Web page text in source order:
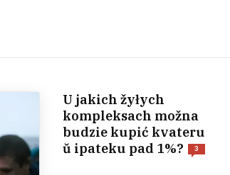
U jakich žyłych
kompleksach možna
budzie kupić kvateru
ŭ ipateku pad 1%?
3